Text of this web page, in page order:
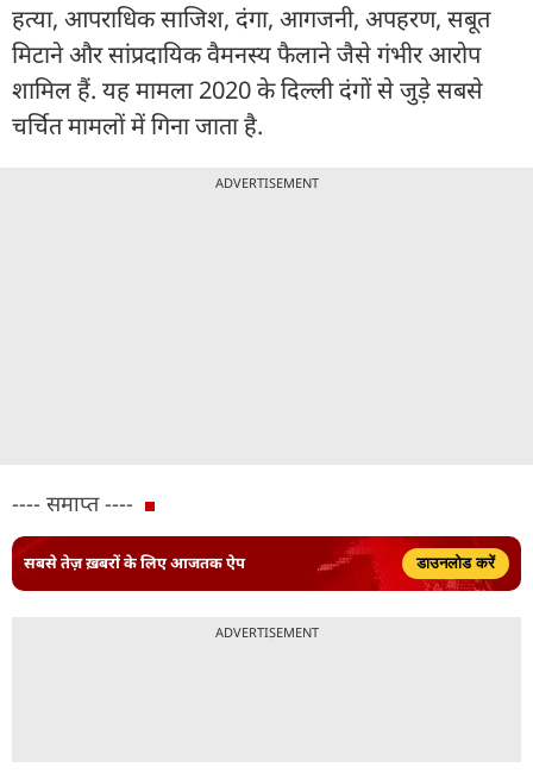
हत्या, आपराधिक साजिश, दंगा, आगजनी, अपहरण, सबूत
मिटाने और सांप्रदायिक वैमनस्य फैलाने जैसे गंभीर आरोप
शामिल हैं. यह मामला 2020 के दिल्ली दंगों से जुड़े सबसे
चर्चित मामलों में गिना जाता है.
ADVERTISEMENT
---- समाप्त ----
सबसे तेज़ ख़बरों के लिए आजतक ऐप डाउनलोड करें
ADVERTISEMENT